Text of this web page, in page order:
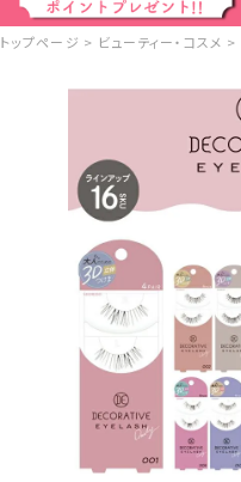
トップページ ビューティー・コスメ